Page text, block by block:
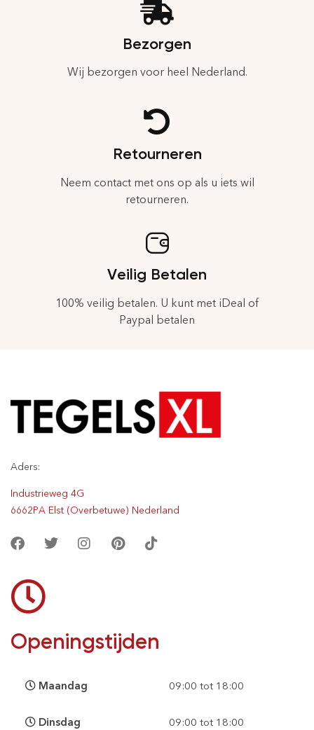
Bezorgen
Wij bezorgen voor heel Nederland.
Retourneren
Neem contact met ons op als u iets wil
retourneren.
Veilig Betalen
100% veilig betalen. U kunt met iDeal of
Paypal betalen
Aders:
Industrieweg 4G
6662PA Elst (Overbetuwe) Nederland
Openingstijden
Maandag 09:00 tot 18:00
Dinsdag 09:00 tot 18:00